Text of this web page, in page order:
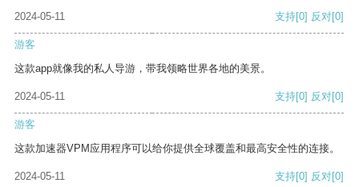
2024-05-11 支持[0] 反对[0]
游客
这款app就像我的私人导游，带我领略世界各地的美景。
2024-05-11 支持[0] 反对[0]
游客
这款加速器VPM应用程序可以给你提供全球覆盖和最高安全性的连接。
2024-05-11 支持[0] 反对[0]